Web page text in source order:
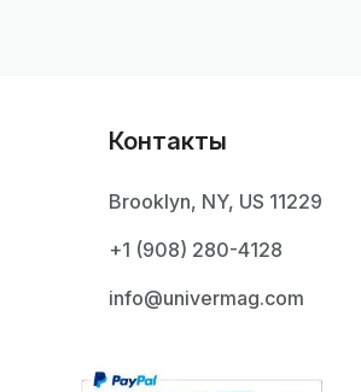
Контакты
Brooklyn, NY, US 11229
+1 ‪(908) 280-4128‬
info@univermag.com